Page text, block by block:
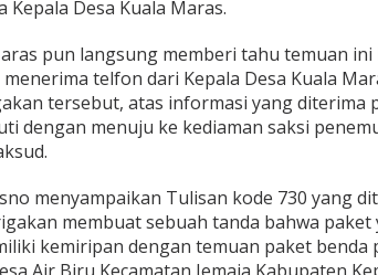
Desa Kuala Maras.
pun langsung memberi tahu temuan ini
menerima telfon dari Kepala Desa Kuala
tersebut, atas informasi yang diterima
dengan menuju ke kediaman saksi
menyampaikan Tulisan kode 730 yang
membuat sebuah tanda bahwa paket
kemiripan dengan temuan paket benda